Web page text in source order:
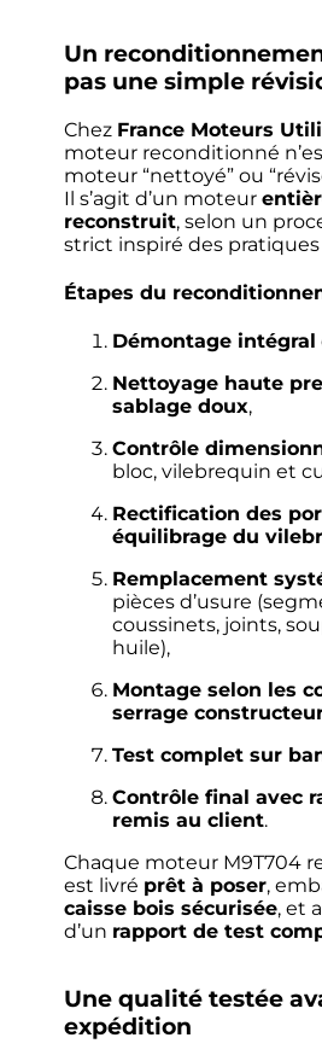
Un
pas une simple
Chez France Moteurs
moteur reconditionné
moteur “nettoyé” ou
Il s’agit d’un moteur
reconstruit, selon un
strict inspiré des
Étapes du
Démontage intégral
Nettoyage haute
sablage doux,
Contrôle
bloc, vilebrequin et
Rectification des
équilibrage du
Remplacement
pièces d’usure
coussinets, joints,
huile),
Montage selon les
serrage
Test complet sur
Contrôle final avec
remis au client.
Chaque moteur M9T704
est livré prêt à poser,
caisse bois sécurisée, et
d’un rapport de test
Une qualité testée
expédition